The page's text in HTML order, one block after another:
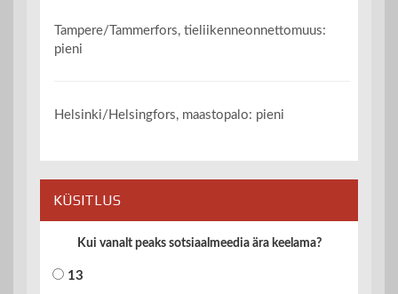
Tampere/Tammerfors, tieliikenneonnettomuus:
pieni
Helsinki/Helsingfors, maastopalo: pieni
KÜSITLUS
Kui vanalt peaks sotsiaalmeedia ära keelama?
13